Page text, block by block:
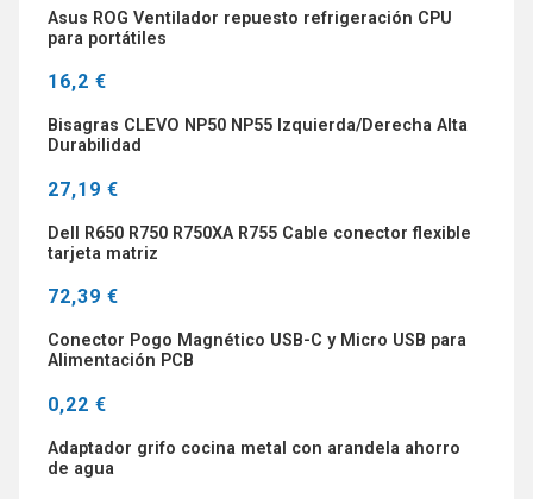
Asus ROG Ventilador repuesto refrigeración CPU
para portátiles
16,2 €
Bisagras CLEVO NP50 NP55 Izquierda/Derecha Alta
Durabilidad
27,19 €
Dell R650 R750 R750XA R755 Cable conector flexible
tarjeta matriz
72,39 €
Conector Pogo Magnético USB-C y Micro USB para
Alimentación PCB
0,22 €
Adaptador grifo cocina metal con arandela ahorro
de agua